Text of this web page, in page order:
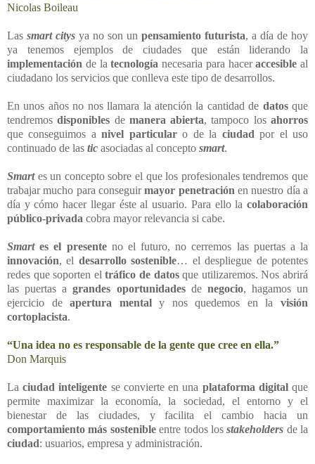
Nicolas Boileau
Las smart citys ya no son un pensamiento futurista, a día de hoy
ya tenemos ejemplos de ciudades que están liderando la
implementación de latecnología necesaria para haceraccesible al
ciudadano los servicios que conlleva este tipo de desarrollos.
En unos años no nos llamara la atención la cantidad de datosque
tendremosdisponibles de manera abierta, tampoco losahorros
que conseguimos anivel particularo de la ciudad por el uso
continuado de las tic asociadas al concepto smart.
Smartes un concepto sobre el que los profesionales tendremos que
trabajar mucho para conseguirmayor penetración en nuestro día a
día y cómo hacer llegar éste al usuario. Para ello la colaboración
público-privada cobra mayor relevancia si cabe.
Smart es el presenteno el futuro, no cerremos las puertas a la
innovación, el desarrollo sostenible… el despliegue de potentes
redes que soporten eltráfico de datosque utilizaremos. Nos abrirá
las puertas agrandes oportunidadesde negocio, hagamos un
ejercicio deapertura mentaly nos quedemos en lavisión
cortoplacista.
“Una idea no es responsable de la gente que cree en ella.”
Don Marquis
Laciudad inteligente se convierte en una plataforma digitalque
permite maximizar la economía, la sociedad, el entorno y el
bienestar de las ciudades, y facilita el cambio hacia un
comportamiento más sostenibleentre todos losstakeholders de la
ciudad: usuarios, empresa y administración.